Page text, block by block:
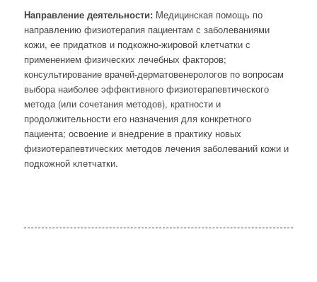
Направление деятельности:Медицинская помощь по
направлению физиотерапия пациентам с заболеваниями
кожи, ее придатков и подкожно-жировой клетчатки с
применением физических лечебных факторов;
консультирование врачей-дерматовенерологов по вопросам
выбора наиболее эффективного физиотерапевтического
метода (или сочетания методов), кратности и
продолжительности его назначения для конкретного
пациента; освоение и внедрение в практику новых
физиотерапевтических методов лечения заболеваний кожи и
подкожной клетчатки.